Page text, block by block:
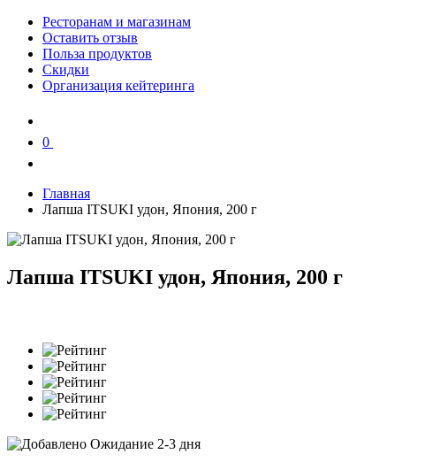
Ресторанам и магазинам
Оставить отзыв
Польза продуктов
Скидки
Организация кейтеринга
0
Главная
Лапша ITSUKI удон, Япония, 200 г
Лапша ITSUKI удон, Япония, 200 г
Ожидание 2-3 дня